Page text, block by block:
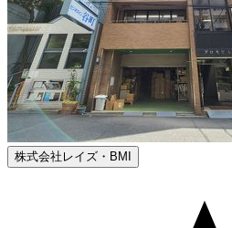
株式会社レイズ・BMI